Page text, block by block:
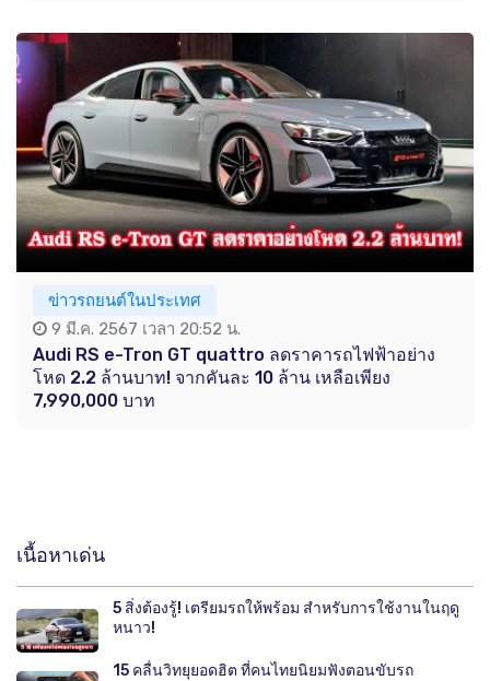
ข่าวรถยนต์ในประเทศ
9 มี.ค. 2567 เวลา 20:52 น.
Audi RS e-Tron GT quattro ลดราคารถไฟฟ้าอย่าง
โหด 2.2 ล้านบาท! จากคันละ 10 ล้าน เหลือเพียง
7,990,000 บาท
เนื้อหาเด่น
5 สิ่งต้องรู้! เตรียมรถให้พร้อม สำหรับการใช้งานในฤดู
หนาว!
15 คลื่นวิทยุยอดฮิต ที่คนไทยนิยมฟังตอนขับรถ